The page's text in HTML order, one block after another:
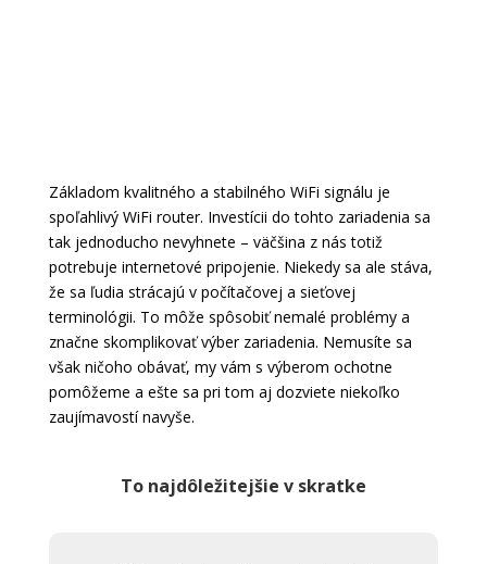
Základom kvalitného a stabilného WiFi signálu je
spoľahlivý WiFi router. Investícii do tohto zariadenia sa
tak jednoducho nevyhnete – väčšina z nás totiž
potrebuje internetové pripojenie. Niekedy sa ale stáva,
že sa ľudia strácajú v počítačovej a sieťovej
terminológii. To môže spôsobiť nemalé problémy a
značne skomplikovať výber zariadenia. Nemusíte sa
však ničoho obávať, my vám s výberom ochotne
pomôžeme a ešte sa pri tom aj dozviete niekoľko
zaujímavostí navyše.
To najdôležitejšie v skratke